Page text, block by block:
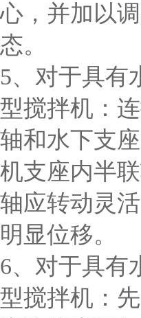
心，并加以
态。
5、对于具有
型搅拌机：
轴和水下支
机支座内半
轴应转动灵
明显位移。
6、对于具有
型搅拌机：